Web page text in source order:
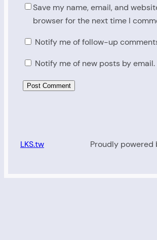
Save my name, email, and
browser for the next time I
Notify me of follow-up
Notify me of new posts by email.
LKS.tw Proudly powered